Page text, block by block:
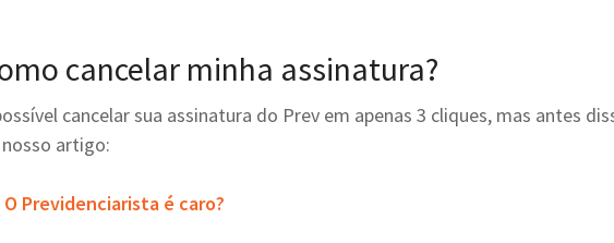
cancelar minha assinatura?
cancelar sua assinatura do Prev em apenas 3 cliques, mas antes
artigo:
O Previdenciarista é caro?